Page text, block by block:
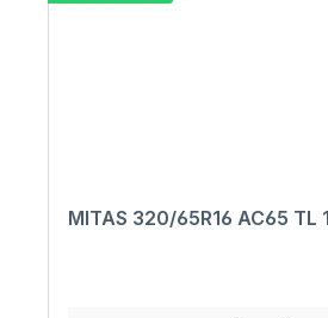
MITAS 320/65R16 AC65 TL